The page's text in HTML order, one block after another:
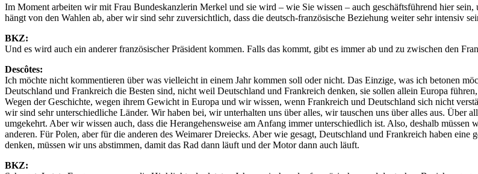
Im Moment arbeiten wir mit Frau Bundeskanzlerin Merkel und sie wird – wie Sie wissen – auch geschäftsführend hier
hängt von den Wahlen ab, aber wir sind sehr zuversichtlich, dass die deutsch-französische Beziehung weiter sehr intensiv
BKZ:
Und es wird auch ein anderer französischer Präsident kommen. Falls das kommt, gibt es immer ab und zu zwischen den
Descôtes:
Ich möchte nicht kommentieren über was vielleicht in einem Jahr kommen soll oder nicht. Das Einzige, was ich betonen
Deutschland und Frankreich die Besten sind, nicht weil Deutschland und Frankreich denken, sie sollen allein Europa
Wegen der Geschichte, wegen ihrem Gewicht in Europa und wir wissen, wenn Frankreich und Deutschland sich nicht
wir sind sehr unterschiedliche Länder. Wir haben bei, wir unterhalten uns über alles, wir tauschen uns über alles aus. Über
umgekehrt. Aber wir wissen auch, dass die Herangehensweise am Anfang immer unterschiedlich ist. Also, deshalb
anderen. Für Polen, aber für die anderen des Weimarer Dreiecks. Aber wie gesagt, Deutschland und Frankreich haben
denken, müssen wir uns abstimmen, damit das Rad dann läuft und der Motor dann auch läuft.
BKZ: